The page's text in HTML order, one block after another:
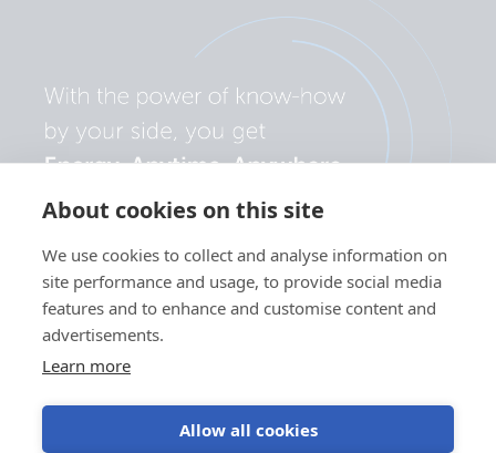
About cookies on this site
We use cookies to collect and analyse information on
site performance and usage, to provide social media
features and to enhance and customise content and
advertisements.
Learn more
Allow all cookies